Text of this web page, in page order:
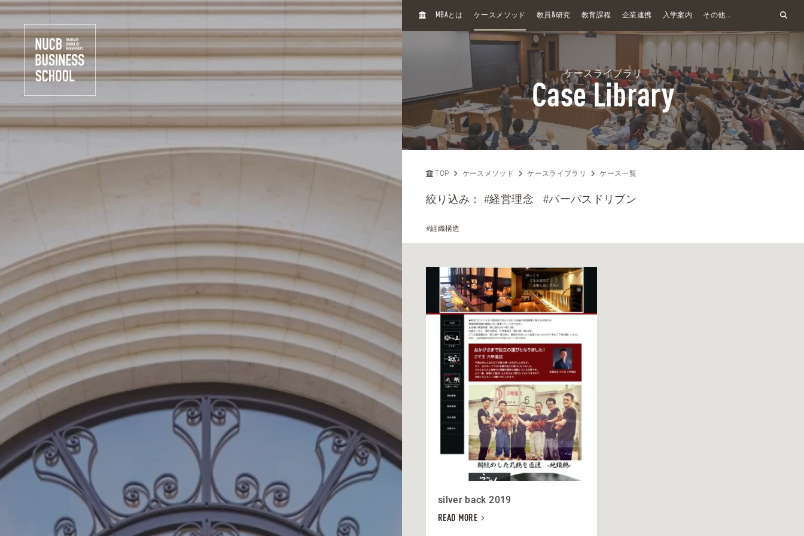
H
MBAとは ケースメソッド 教員&研究 教育課程 企業連携 入学案内 その他...
ケースライブラリ
Case Library
TOP ケースメソッド ケースライブラリ ケース一覧
絞り込み：#経営理念 #パーパスドリブン
#組織構造
silver back 2019
READ MORE